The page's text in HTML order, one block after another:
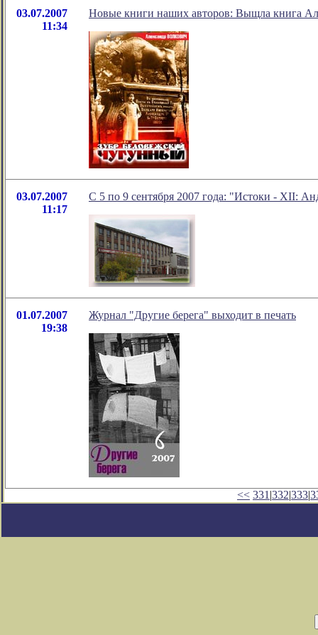
03.07.2007
11:34
Новые книги наших авторов: Выщла книга
03.07.2007
11:17
С 5 по 9 сентября 2007 года: "Истоки - XII:
01.07.2007
19:38
Журнал "Другие берега" выходит в печать
<< 331 |332|333|